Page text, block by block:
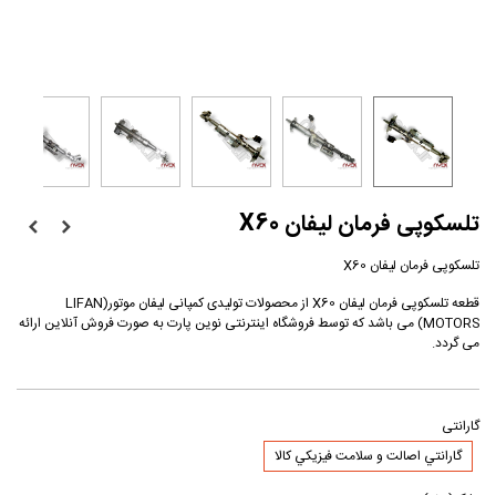
تلسکوپی فرمان لیفان X60
تلسکوپی فرمان لیفان X60
قطعه تلسکوپی فرمان لیفان X60 از محصولات تولیدی کمپانی لیفان موتور(LIFAN
MOTORS) می باشد که توسط فروشگاه اینترنتی نوین پارت به صورت فروش آنلاین ارائه
می گردد.
گارانتی
گارانتي اصالت و سلامت فيزيکي کالا